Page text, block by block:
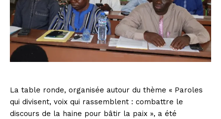
La table ronde, organisée autour du thème « Paroles
qui divisent, voix qui rassemblent : combattre le
discours de la haine pour bâtir la paix », a été